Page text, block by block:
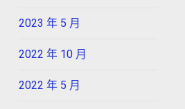
2023 年 5 月
2022 年 10 月
2022 年 5 月